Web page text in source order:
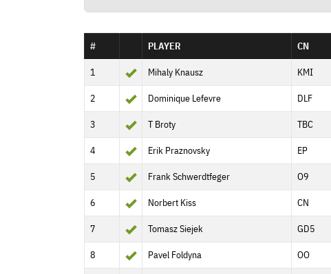
# PLAYER CN
1 Mihaly Knausz KMI
2 Dominique Lefevre DLF
3 T Broty TBC
4 Erik Praznovsky EP
5 Frank Schwerdtfeger O9
6 Norbert Kiss CN
7 Tomasz Siejek GD5
8 Pavel Foldyna OO